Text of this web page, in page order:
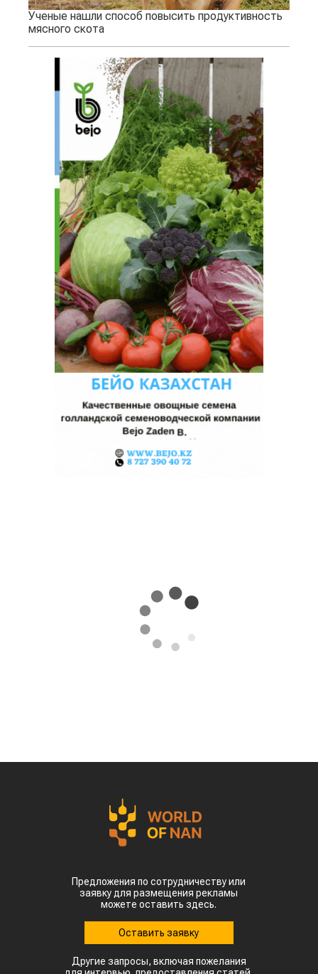
Ученые нашли способ повысить продуктивность
мясного скота
Предложения по сотрудничеству или
заявку для размещения рекламы
можете оставить здесь.
Оставить заявку
Другие запросы, включая пожелания